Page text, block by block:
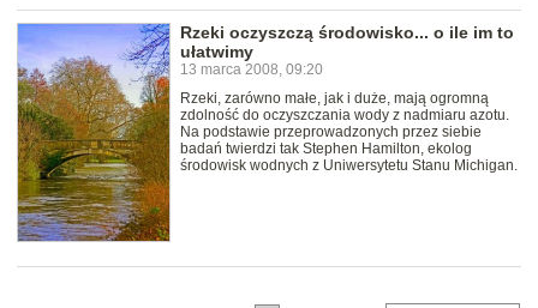
Rzeki oczyszczą środowisko... o ile im to
ułatwimy
13 marca 2008, 09:20
Rzeki, zarówno małe, jak i duże, mają ogromną
zdolność do oczyszczania wody z nadmiaru azotu.
Na podstawie przeprowadzonych przez siebie
badań twierdzi tak Stephen Hamilton, ekolog
środowisk wodnych z Uniwersytetu Stanu Michigan.